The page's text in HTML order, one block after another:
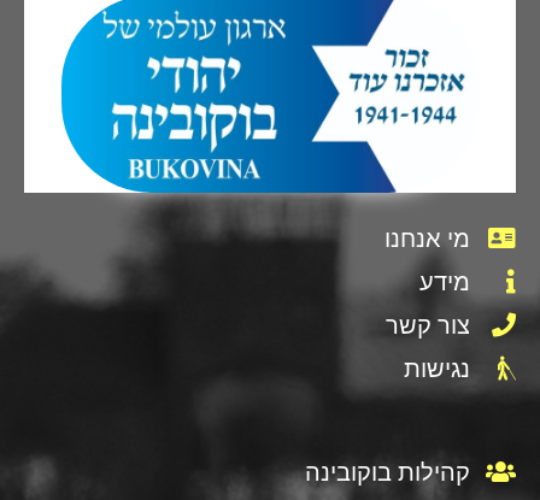
מי אנחנו
מידע
צור קשר
נגישות
קהילות בוקובינה